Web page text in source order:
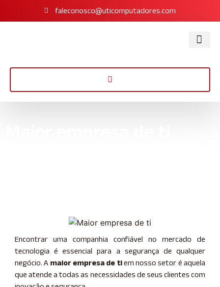
faleconosco@uticomputadores.com
Encontrar uma companhia confiável no mercado de
tecnologia é essencial para a segurança de qualquer
negócio. A maior empresa de tiem nosso setor é aquela
que atende a todas as necessidades de seus clientes com